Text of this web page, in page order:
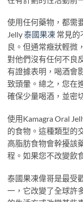
使用任何藥物，都需
Jelly泰國果凍 常見的
良。但通常癥狀輕微
對他們沒有任何不良
有證據表明，喝酒會
致頭暈。總之，您在
確保少量喝酒，並密
使用Kamagra Oral
的食物。這種類型的
高脂肪食物會幹擾該
程。如果您不改變飲
泰國果凍偉哥是最受
一，它改變了全球許